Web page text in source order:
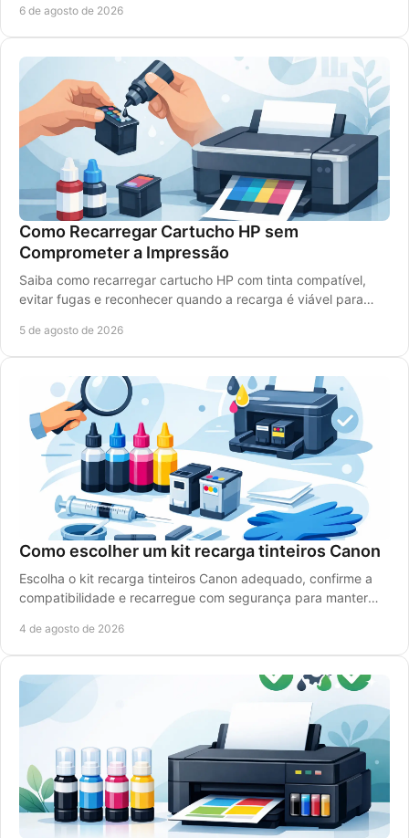
6 de agosto de 2026
Como Recarregar Cartucho HP sem
Comprometer a Impressão
Saiba como recarregar cartucho HP com tinta compatível,
evitar fugas e reconhecer quando a recarga é viável para
5 de agosto de 2026
Como escolher um kit recarga tinteiros Canon
Escolha o kit recarga tinteiros Canon adequado, confirme a
compatibilidade e recarregue com segurança para manter
4 de agosto de 2026